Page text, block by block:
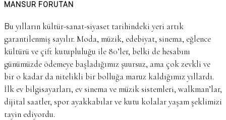
MANSUR FORUTAN
Bu yılların kültür-sanat-siyaset tarihindeki yeri artık
garantilenmiş sayılır. Moda, müzik, edebiyat, sinema, eğlence
kültürü ve çift kutupluluğu ile 80’ler, belki de hesabını
günümüzde ödemeye başladığımız şuursuz, ama çok zevkli ve
bir o kadar da nitelikli bir bolluğa maruz kaldığımız yıllardı.
İlk ev bilgisayarları, ev sinema ve müzik sistemleri, walkman’lar,
dijital saatler, spor ayakkabılar ve kutu kolalar yaşam şeklimizi
tayin ediyordu.